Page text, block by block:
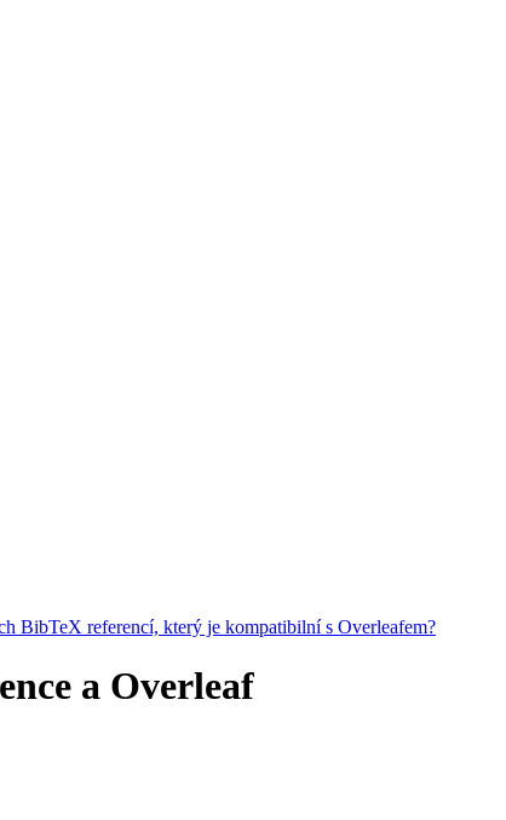
BibTeX referencí, který je kompatibilní s Overleafem?
a Overleaf